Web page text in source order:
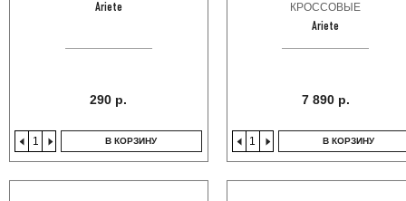
Ariete
290 р.
В КОРЗИНУ
КРОССОВЫЕ
Ariete
7 890 р.
В КОРЗИНУ